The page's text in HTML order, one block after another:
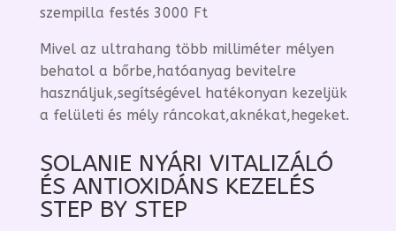
szempilla festés 3000 Ft
Mivel az ultrahang több milliméter mélyen
behatol a bőrbe,hatóanyag bevitelre
használjuk,segítségével hatékonyan kezeljük
a felületi és mély ráncokat,aknékat,hegeket.
SOLANIE NYÁRI VITALIZÁLÓ
ÉS ANTIOXIDÁNS KEZELÉS
STEP BY STEP